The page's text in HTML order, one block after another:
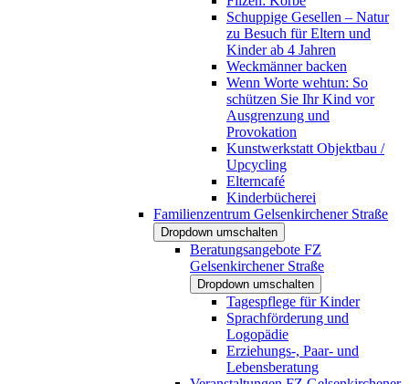
Schuppige Gesellen – Natur
zu Besuch für Eltern und
Kinder ab 4 Jahren
Weckmänner backen
Wenn Worte wehtun: So
schützen Sie Ihr Kind vor
Ausgrenzung und
Provokation
Kunstwerkstatt Objektbau /
Upcycling
Elterncafé
Kinderbücherei
Familienzentrum Gelsenkirchener Straße
Dropdown umschalten
Beratungsangebote FZ
Gelsenkirchener Straße
Dropdown umschalten
Tagespflege für Kinder
Sprachförderung und
Logopädie
Erziehungs-, Paar- und
Lebensberatung